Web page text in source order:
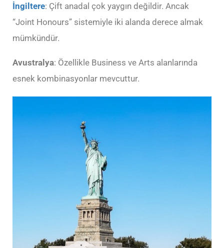
İngiltere: Çift anadal çok yaygın değildir. Ancak
“Joint Honours” sistemiyle iki alanda derece almak
mümkündür.
Avustralya: Özellikle Business ve Arts alanlarında
esnek kombinasyonlar mevcuttur.